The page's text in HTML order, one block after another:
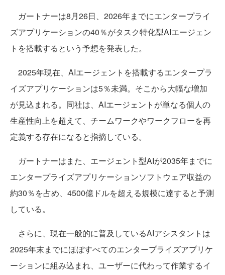
ガートナーは8月26日、2026年までにエンタープライ
ズアプリケーションの40％がタスク特化型AIエージェン
トを搭載するという予想を発表した。
2025年現在、AIエージェントを搭載するエンタープラ
イズアプリケーションは5％未満。そこから大幅な増加
が見込まれる。同社は、AIエージェントが単なる個人の
生産性向上を超えて、チームワークやワークフローを再
定義する存在になると指摘している。
ガートナーはまた、エージェント型AIが2035年までに
エンタープライズアプリケーションソフトウェア収益の
約30％を占め、4500億ドルを超える規模に達すると予測
している。
さらに、現在一般的に普及しているAIアシスタントは
2025年末までにほぼすべてのエンタープライズアプリケ
ーションに組み込まれ、ユーザーに代わって作業するイ